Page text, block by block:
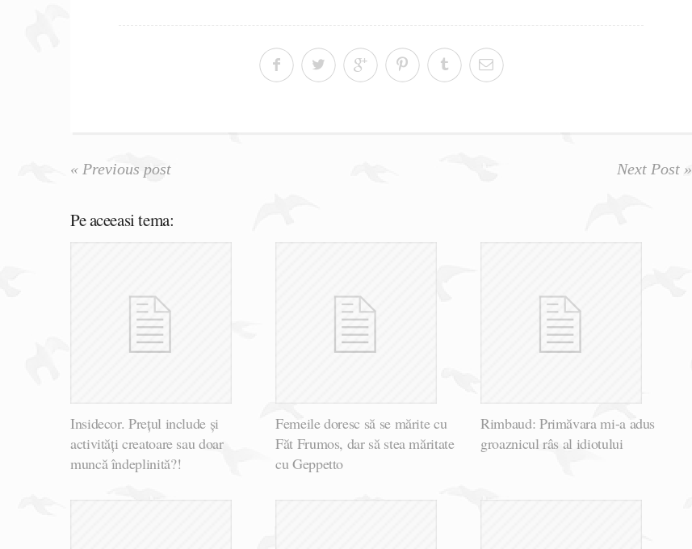
« Previous post Next Post »
Pe aceeasi tema:
Insidecor. Prețul include și
activități creatoare sau doar
muncă îndeplinită?!
Femeile doresc să se mărite cu
Făt Frumos, dar să stea măritate
cu Geppetto
Rimbaud: Primăvara mi-a adus
groaznicul râs al idiotului